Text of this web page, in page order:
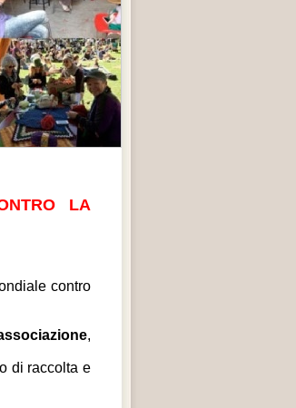
LA
contro
,
di raccolta e